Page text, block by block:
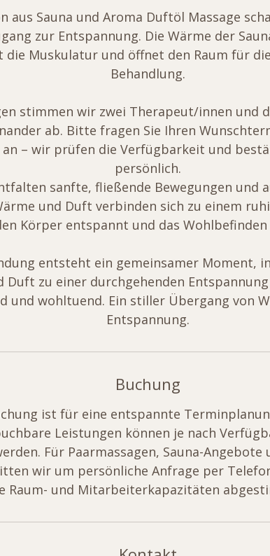
3
M
aus Sauna und Aroma Duftöl Massage
zur Entspannung. Die Wärme der
die Muskulatur und öffnet den Raum für
Behandlung.
stimmen wir zwei Therapeut/innen und
ab. Bitte fragen Sie Ihren
an – wir prüfen die Verfügbarkeit und
persönlich.
sanfte, fließende Bewegungen und
und Duft verbinden sich zu einem
Körper entspannt und das
entsteht ein gemeinsamer Moment,
Duft zu einer durchgehenden
und wohltuend. Ein stiller Übergang von
Entspannung.
Buchung
ist für eine entspannte
Leistungen können je nach
Für Paarmassagen, Sauna-Angebote
wir um persönliche Anfrage per
Raum- und Mitarbeiterkapazitäten